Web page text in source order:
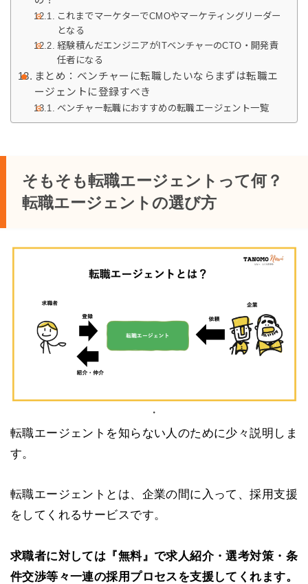
これまでマーケターでCMOやマーケティングリーダー
となる
経験積んだエンジニアがITベンチャーのCTO・開発責
任者になる
まとめ：ベンチャーに転職したいならまずは転職エ
ージェントに登録すべき
ベンチャー転職におすすめの転職エージェント一覧
そもそも転職エージェントって何？
転職エージェントの選び方
・
転職エージェントを知らない人のために少々説明しま
す。
転職エージェントとは、企業の間に入って、採用支援
をしてくれるサービスです。
求職者に対しては『無料』で求人紹介・選考対策・条
件交渉等々一連の採用プロセスを支援してくれます。